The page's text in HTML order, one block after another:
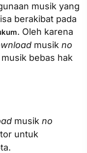
musik yang
berakibat pada
. Oleh karena
musik no
bebas hak
musik no
untuk